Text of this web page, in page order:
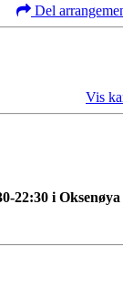
Del
Vis
22:30 i Oksenøya